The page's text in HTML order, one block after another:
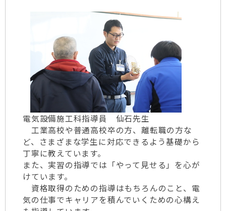
電気設備施工科指導員 仙石先生
工業高校や普通高校卒の方、離転職の方な
ど、さまざまな学生に対応できるよう基礎から
丁寧に教えています。
また、実習の指導では「やって見せる」を心が
けています。
資格取得のための指導はもちろんのこと、電
気の仕事でキャリアを積んでいくための心構え